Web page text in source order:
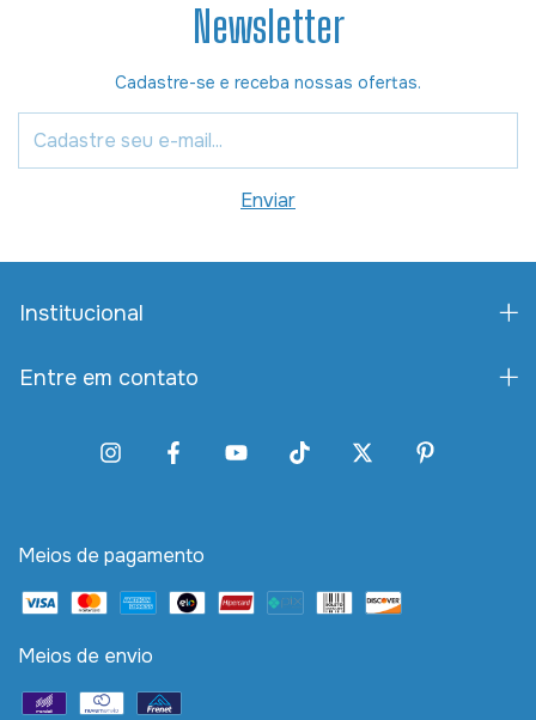
Newsletter
Cadastre-se e receba nossas ofertas.
Institucional
Entre em contato
Meios de pagamento
Meios de envio